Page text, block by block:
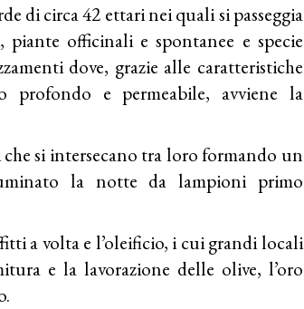
di circa 42 ettari nei quali si passeggia
officinali e spontanee e specie
dove, grazie alle caratteristiche
e permeabile, avviene la
si intersecano tra loro formando un
la notte da lampioni primo
a volta e l’oleificio, i cui grandi locali
e la lavorazione delle olive, l’oro